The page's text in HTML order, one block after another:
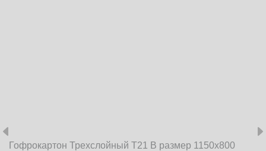
Гофрокартон Трехслойный Т21 B размер 1150x800